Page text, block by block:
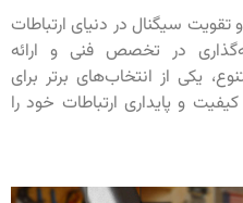
سیگنال در دنیای ارتباطات
در تخصص فنی و ارائه
یکی از انتخاب‌های برتر برای
و پایداری ارتباطات خود را